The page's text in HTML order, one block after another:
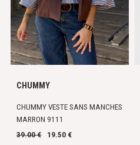
CHUMMY
CHUMMY VESTE SANS MANCHES
MARRON 9111
39.00 €
19.50 €